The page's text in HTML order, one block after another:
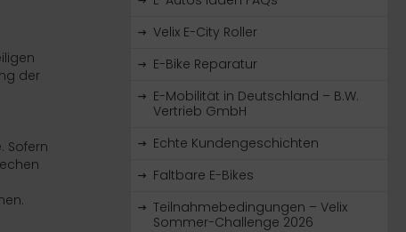
der
Sofern
Velix E-City Roller
E-Bike Reparatur
E-Mobilität in Deutschland – B.W.
Vertrieb GmbH
Echte Kundengeschichten
Faltbare E-Bikes
Teilnahmebedingungen – Velix
Sommer-Challenge 2026